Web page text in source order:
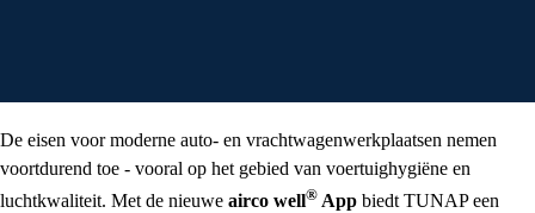
De eisen voor moderne auto- en vrachtwagenwerkplaatsen nemen
voortdurend toe - vooral op het gebied van voertuighygiëne en
luchtkwaliteit. Met de nieuwe airco well® App biedt TUNAP een